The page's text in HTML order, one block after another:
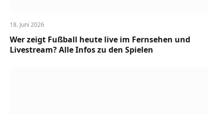
18. Juni 2026
Wer zeigt Fußball heute live im Fernsehen und
Livestream? Alle Infos zu den Spielen